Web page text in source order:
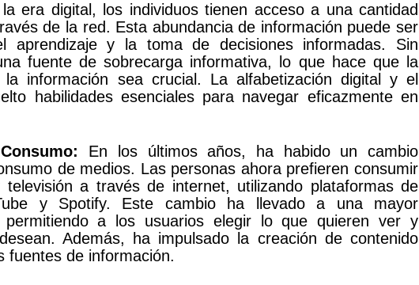
era digital, los individuos tienen acceso a una cantidad
de la red. Esta abundancia de información puede ser
aprendizaje y la toma de decisiones informadas. Sin
fuente de sobrecarga informativa, lo que hace que la
información sea crucial. La alfabetización digital y el
habilidades esenciales para navegar eficazmente en
En los últimos años, ha habido un cambio
de medios. Las personas ahora prefieren consumir
a través de internet, utilizando plataformas de
y Spotify. Este cambio ha llevado a una mayor
permitiendo a los usuarios elegir lo que quieren ver y
Además, ha impulsado la creación de contenido
fuentes de información.